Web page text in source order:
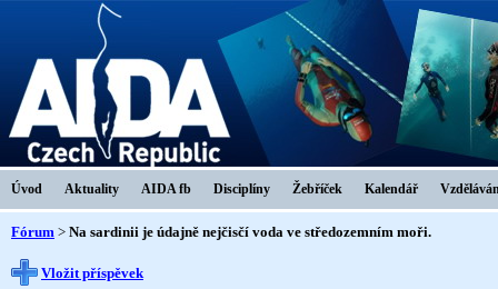
Úvod Aktuality AIDA fb Disciplíny Žebříček Kalendář
Fórum > Na sardinii je údajně nejčisčí voda ve středozemním moři.
Vložit příspěvek